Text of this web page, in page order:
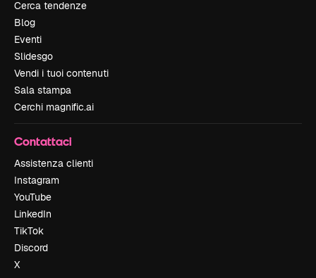
Cerca tendenze
Blog
Eventi
Slidesgo
Vendi i tuoi contenuti
Sala stampa
Cerchi magnific.ai
Contattaci
Assistenza clienti
Instagram
YouTube
LinkedIn
TikTok
Discord
X